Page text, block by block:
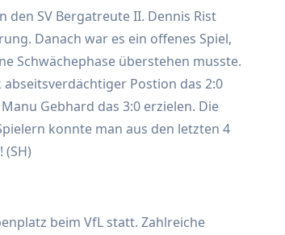
den SV Bergatreute II. Dennis Rist
Danach war es ein offenes Spiel,
Schwächephase überstehen musste.
Postion das 2:0
Gebhard das 3:0 erzielen. Die
konnte man aus den letzten 4
beim VfL statt. Zahlreiche